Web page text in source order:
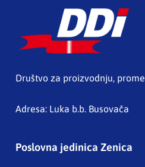
Društvo za proizvodnju,
Adresa: Luka b.b. Busovača
Poslovna jedinica Zenica